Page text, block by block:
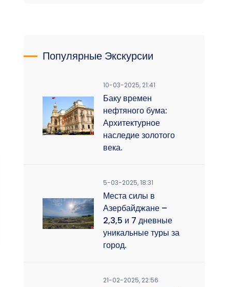
Популярные Экскурсии
10-03-2025, 21:41
Баку времен
нефтяного бума:
Архитектурное
наследие золотого
века.
5-03-2025, 18:31
Места силы в
Азербайджане –
2,3,5 и 7 дневные
уникальные туры за
город.
21-02-2025, 22:56